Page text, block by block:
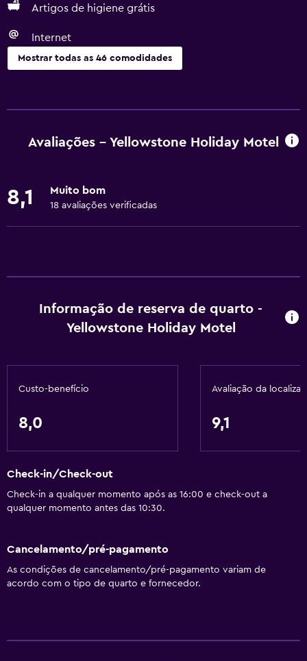
Artigos de higiene grátis
Internet
Mostrar todas as 46 comodidades
Wi-Fi grátis
Roupa de cama
Artigos de higiene grátis
Condicionador
Banheira
Secador de cabelo
Papel higiênico
Chuveiro
Banheiro privativo
Avaliações - Yellowstone Holiday Motel
8,1 Muito bom
18 avaliações verificadas
Informação de reserva de quarto -
Yellowstone Holiday Motel
Custo-benefício
8,0
Avaliação da
9,1
Check-in/Check-out
Check-in a qualquer momento após as 16:00 e check-out a
qualquer momento antes das 10:30.
Cancelamento/pré-pagamento
As condições de cancelamento/pré-pagamento variam de
acordo com o tipo de quarto e fornecedor.